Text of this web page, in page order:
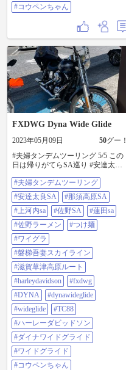
#コウペンちゃん
FXDWG Dyna Wide Glide
2023年05月09日 50グー！
#夫婦タンデムツーリング 5/5 この
日は帰りがてらSA巡り #安達太良sa
田sa と巡り、満喫しました。 帰り
は #佐野ラーメン の #つけ麺 をお
いしくいただきました。 今回も楽
しく付き合ってくれた妻、トラブ
ルフリーでグイグイ走ってくれた #
ワイグラ ちゃん、そして無事故無
違反で帰れたことに感謝です。 最
後にもう一度 #磐梯吾妻スカイライ
ン の絶景を添えて。 次は #滋賀草
津高原ルート を走りたいです。
#harleydavidson #fxdwg #dyna
#dynawideglide #wideglide #tc88 #ハ
ーレーダビッドソン #ダイナワイド
グライド #ワイドグライド #コウペ
ンちゃん
#夫婦タンデムツーリング
#安達太良SA
#那須高原SA
#上河内sa
#佐野SA
#蓮田sa
#佐野ラーメン
#つけ麺
#ワイグラ
#磐梯吾妻スカイライン
#滋賀草津高原ルート
#harleydavidson
#fxdwg
#DYNA
#dynawideglide
#wideglide
#TC88
#ハーレーダビッドソン
#ダイナワイドグライド
#ワイドグライド
#コウペンちゃん